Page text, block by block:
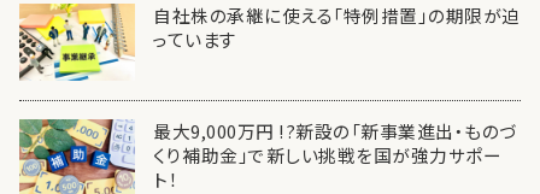
自社株の承継に使える「特例措置」の期限が迫
っています
最大9,000万円 !?新設の「新事業進出・ものづ
くり補助金」で新しい挑戦を国が強力サポー
ト！